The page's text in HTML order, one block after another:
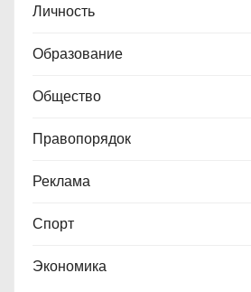
Личность
Образование
Общество
Правопорядок
Реклама
Спорт
Экономика